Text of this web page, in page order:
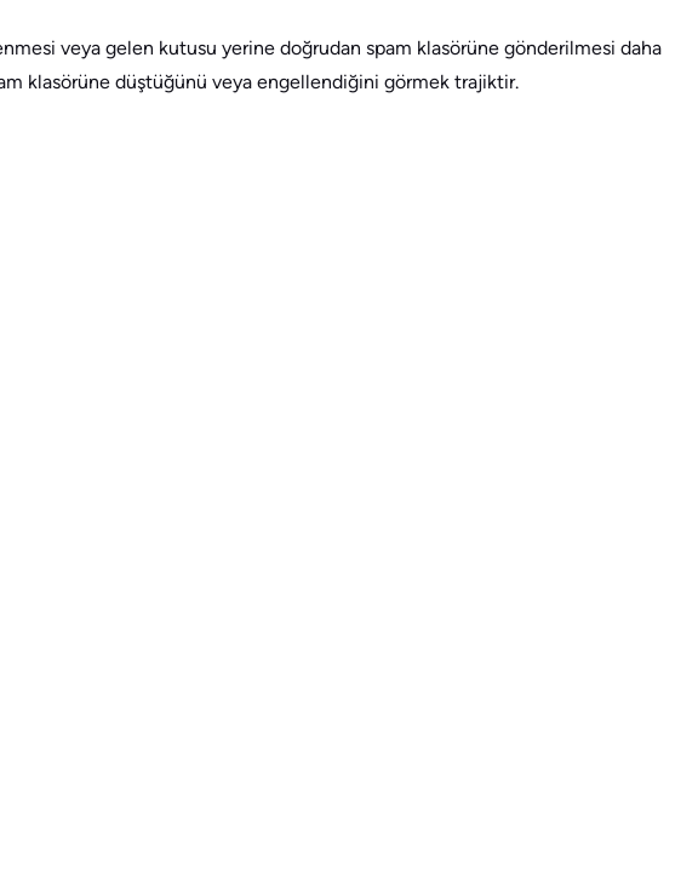
veya gelen kutusu yerine doğrudan spam klasörüne gönderilmesi daha
klasörüne düştüğünü veya engellendiğini görmek trajiktir.